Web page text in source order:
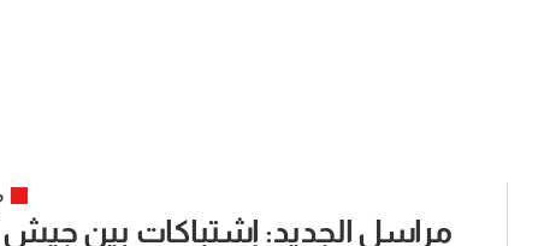
مراسل الجديد: إشتباكات بين جيش